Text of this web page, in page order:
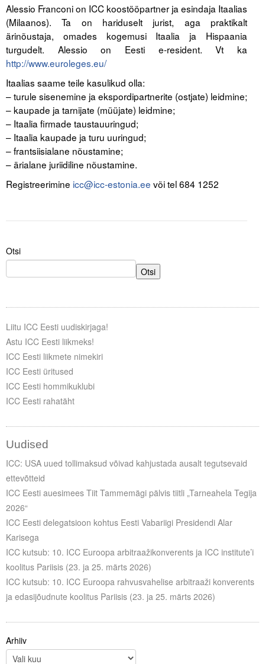
ICC komisjonid
Digiraamatukogu
Juhendid ja väljaanded
Videod
Kontakt
Liitu meililistiga
Oskusteave
Incoterms® 2020
Alessio Franconi on ICC koostööpartner ja esindaja Itaalias
(Milaanos). Ta on hariduselt jurist, aga praktikalt
ärinõustaja, omades kogemusi Itaalia ja Hispaania
turgudelt. Alessio on Eesti e-resident. Vt ka
http://www.euroleges.eu/
Itaalias saame teile kasulikud olla:
– turule sisenemine ja ekspordipartnerite (ostjate) leidmine;
– kaupade ja tarnijate (müüjate) leidmine;
– Itaalia firmade taustauuringud;
– Itaalia kaupade ja turu uuringud;
– frantsiisialane nõustamine;
– ärialane juriidiline nõustamine.
Registreerimine icc@icc-estonia.ee või tel 684 1252
Otsi
Otsi
Liitu ICC Eesti uudiskirjaga!
Astu ICC Eesti liikmeks!
ICC Eesti liikmete nimekiri
ICC Eesti üritused
ICC Eesti hommikuklubi
ICC Eesti rahatäht
Uudised
ICC: USA uued tollimaksud võivad kahjustada ausalt tegutsevaid
ettevõtteid
ICC Eesti auesimees Tiit Tammemägi pälvis tiitli „Tarneahela Tegija
2026“
ICC Eesti delegatsioon kohtus Eesti Vabariigi Presidendi Alar
Karisega
ICC kutsub: 10. ICC Euroopa arbitraažikonverents ja ICC institute’i
koolitus Pariisis (23. ja 25. märts 2026)
ICC kutsub: 10. ICC Euroopa rahvusvahelise arbitraaži konverents
ja edasijõudnute koolitus Pariisis (23. ja 25. märts 2026)
Arhiiv